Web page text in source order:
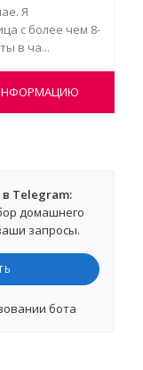
Я
с более чем 8-
в ча...
в Telegram:
домашнего
запросы.
бота